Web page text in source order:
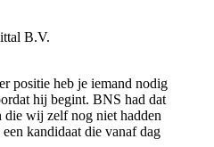
B.V.
positie heb je iemand nodig
hij begint. BNS had dat
die wij zelf nog niet hadden
kandidaat die vanaf dag